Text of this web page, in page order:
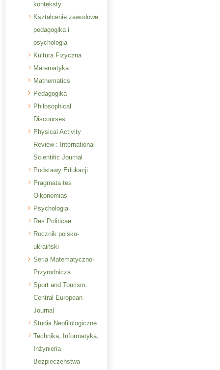
konteksty
Kształcenie zawodowe:
pedagogika i
psychologia
Kultura Fizyczna
Matematyka
Mathematics
Pedagogika
Philosophical
Discourses
Physical Activity
Review : International
Scientific Journal
Podstawy Edukacji
Pragmata tes
Oikonomias
Psychologia
Res Politicae
Rocznik polsko-
ukraiński
Seria Matematyczno-
Przyrodnicza
Sport and Tourism.
Central European
Journal
Studia Neofilologiczne
Technika, Informatyka,
Inżynieria
Bezpieczeństwa